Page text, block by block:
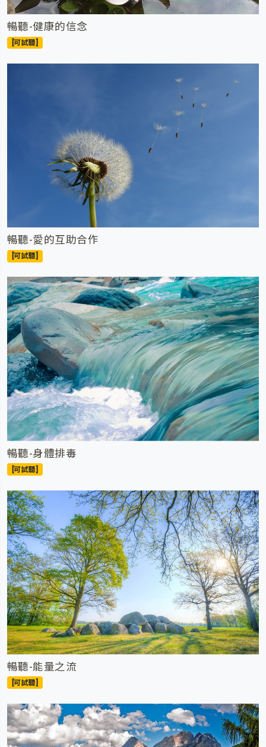
暢聽-健康的信念
[可試聽]
暢聽-愛的互助合作
[可試聽]
暢聽-身體排毒
[可試聽]
暢聽-能量之流
[可試聽]